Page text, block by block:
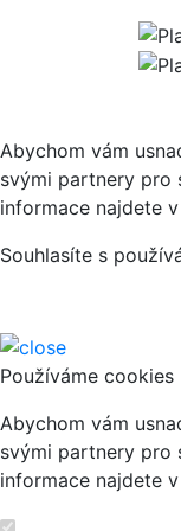
Abychom vám
svými partnery pro
informace najdete
Souhlasíte s
Používáme cookies
Abychom vám
svými partnery pro
informace najdete